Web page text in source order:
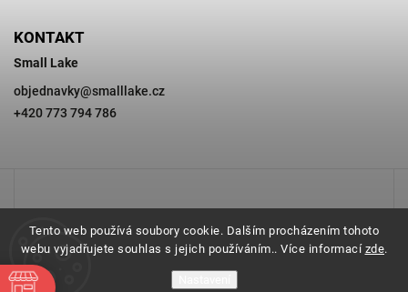
Tento web používá soubory cookie. Dalším procházením tohoto
webu vyjadřujete souhlas s jejich používáním.. Více informací zde.
KONTAKT
Small Lake
objednavky@smalllake.cz
+420 773 794 786